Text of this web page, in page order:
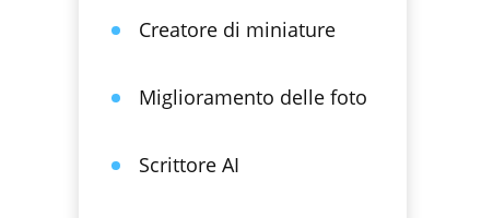
Creatore di miniature
Miglioramento delle foto
Scrittore AI